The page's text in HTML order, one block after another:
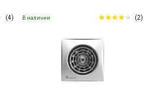
(4) В наличии (2)